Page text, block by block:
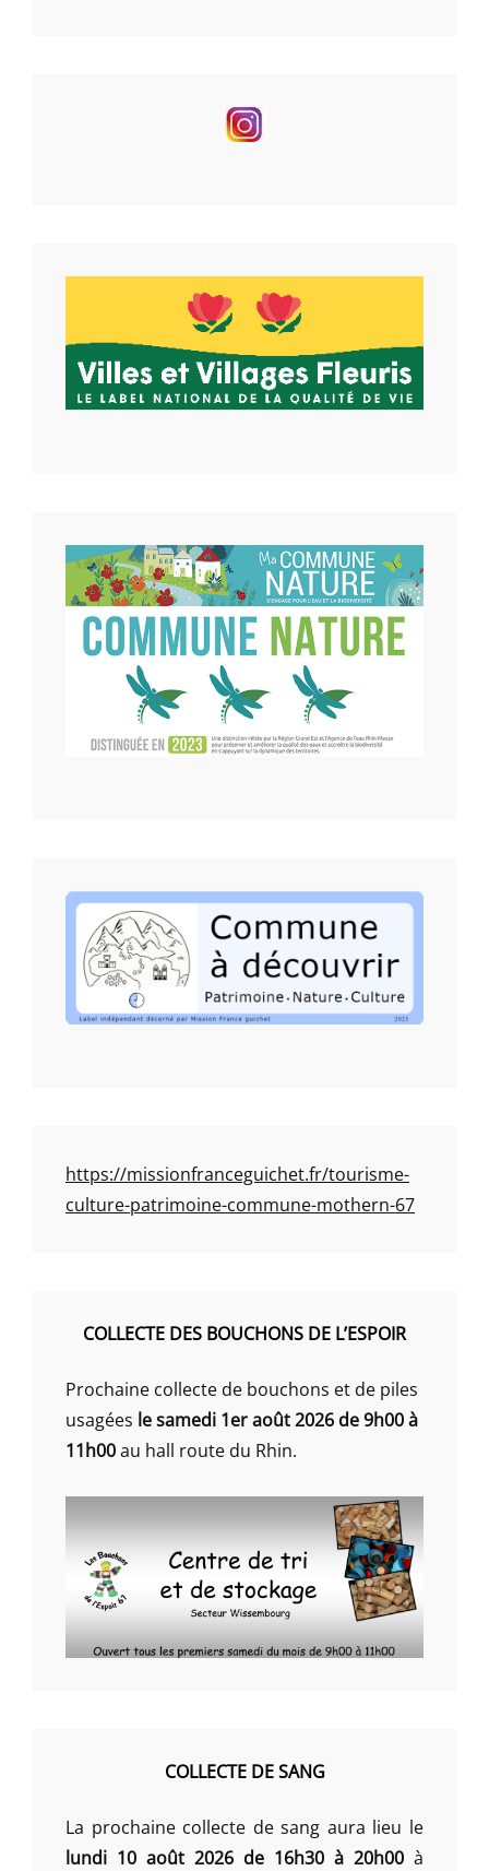
https://missionfranceguichet.fr/tourisme-
culture-patrimoine-commune-mothern-67
COLLECTE DES BOUCHONS DE L’ESPOIR
Prochaine collecte de bouchons et de piles
usagées le samedi 1er août 2026 de 9h00 à
11h00au hall route du Rhin.
COLLECTE DE SANG
La prochaine collecte de sang aura lieu le
lundi 10 août 2026 de 16h30 à 20h00 à